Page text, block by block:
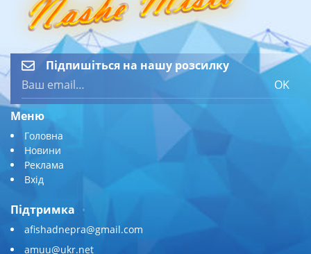
Підпишіться на нашу розсилку
OK
Меню
Головна
Новини
Реклама
Вхід
Підтримка
afishadnepra@gmail.com
amuu@ukr.net